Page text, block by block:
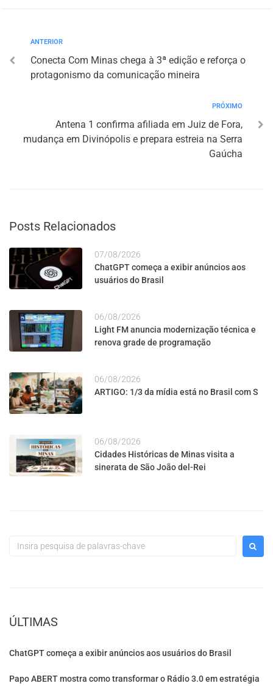
ANTERIOR
Conecta Com Minas chega à 3ª edição e reforça o
protagonismo da comunicação mineira
PRÓXIMO
Antena 1 confirma afiliada em Juiz de Fora,
mudança em Divinópolis e prepara estreia na Serra
Gaúcha
Posts Relacionados
07/08/2026
ChatGPT começa a exibir anúncios aos
usuários do Brasil
06/08/2026
Light FM anuncia modernização técnica e
renova grade de programação
06/08/2026
ARTIGO: 1/3 da mídia está no Brasil com S
06/08/2026
Cidades Históricas de Minas visita a
sinerata de São João del-Rei
ÚLTIMAS
ChatGPT começa a exibir anúncios aos usuários do Brasil
Papo ABERT mostra como transformar o Rádio 3.0 em estratégia